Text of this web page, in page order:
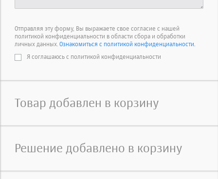
Отправляя эту форму, Вы выражаете свое согласие с нашей
политикой конфиденциальности в области сбора и обработки
личных данных. Ознакомиться с политикой конфиденциальности.
Я соглашаюсь с политикой конфиденциальности
Товар добавлен в корзину
Решение добавлено в корзину